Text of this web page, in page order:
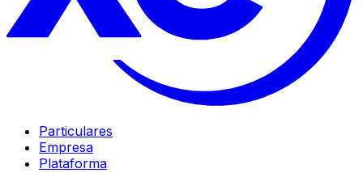
Particulares
Empresa
Plataforma